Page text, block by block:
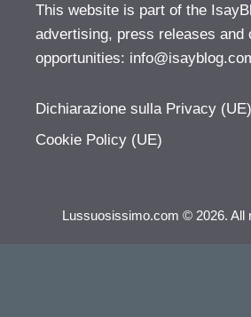
This website is part of the
advertising, press releases and
opportunities:
Dichiarazione sulla Privacy (UE)
Cookie Policy (UE)
Lussuosissimo.com © 2026. All